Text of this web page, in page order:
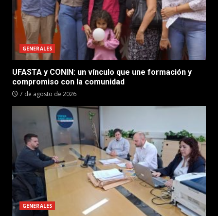
GENERALES
UFASTA y CONIN: un vínculo que une formación y
compromiso con la comunidad
7 de agosto de 2026
GENERALES